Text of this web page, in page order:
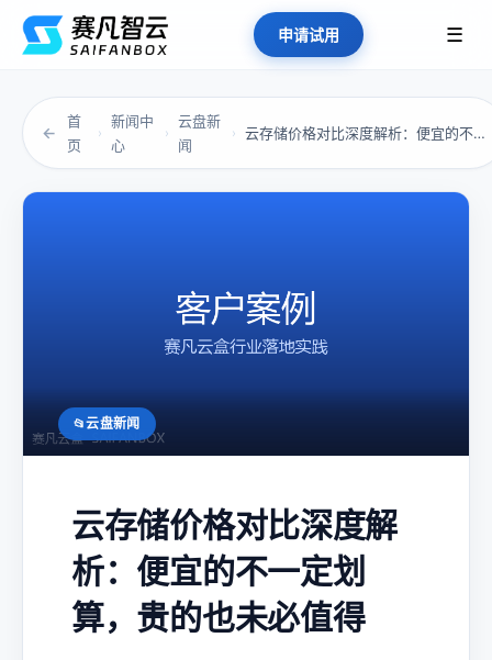
申请试用 ☰
←
首
页
›
新闻中
心
›
云盘新
闻
› 云存储价格对比深度解析：便宜的不一定划算，贵...
云盘新闻
云存储价格对比深度解
析：便宜的不一定划
算，贵的也未必值得